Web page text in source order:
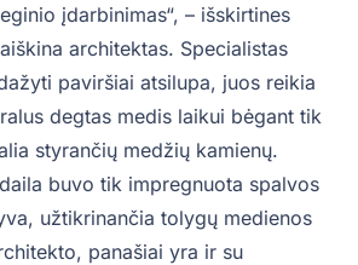
įdarbinimas“, – išskirtines
architektas. Specialistas
paviršiai atsilupa, juos reikia
degtas medis laikui bėgant tik
styrančių medžių kamienų.
buvo tik impregnuota spalvos
užtikrinančia tolygų medienos
panašiai yra ir su